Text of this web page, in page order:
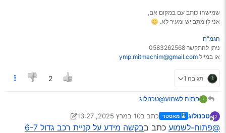
שמישהו כותב עם במקום אם,
אני לו מתבייש ומעיר לא. 😊
הגמ"ח
ניתן להתקשר 0583262568
או במייל ymp.mitmachim@gmail.com
תגובה 1 2
פתוח לשמוע@טכנולוג
Spoiler
ט
מנותק
טכנולוג מאסטר כתב ב10 במרץ 2025, 13:27
נערך לאחרונה על ידי טכנולוג 3 באוק׳ 2025, 13:27
@פתוח-לשמוע כתב ב
בקשה מידע על קניית רכב גדול 6-7